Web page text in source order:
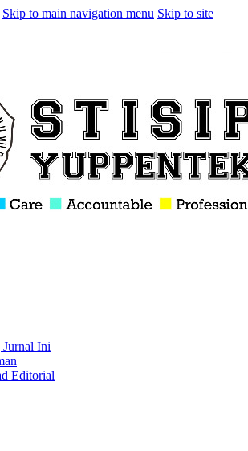
Skip to main navigation menu Skip to site
Jurnal Ini
Editorial